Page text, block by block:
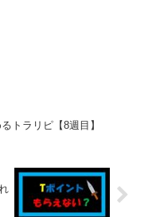
トラリピ【8週目】